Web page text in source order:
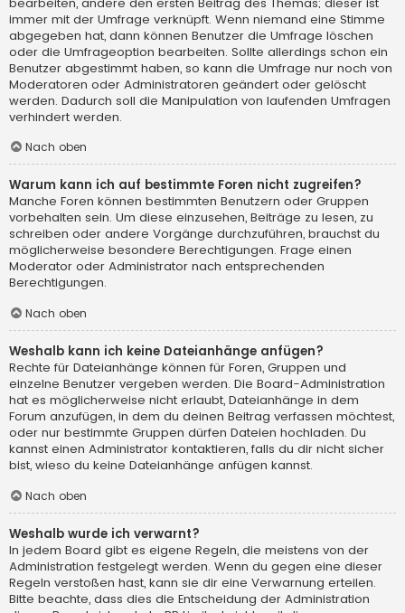
immer mit der Umfrage verknüpft. Wenn niemand eine Stimme
abgegeben hat, dann können Benutzer die Umfrage löschen
oder die Umfrageoption bearbeiten. Sollte allerdings schon ein
Benutzer abgestimmt haben, so kann die Umfrage nur noch von
Moderatoren oder Administratoren geändert oder gelöscht
werden. Dadurch soll die Manipulation von laufenden Umfragen
verhindert werden.
Nach oben
Warum kann ich auf bestimmte Foren nicht zugreifen?
Manche Foren können bestimmten Benutzern oder Gruppen
vorbehalten sein. Um diese einzusehen, Beiträge zu lesen, zu
schreiben oder andere Vorgänge durchzuführen, brauchst du
möglicherweise besondere Berechtigungen. Frage einen
Moderator oder Administrator nach entsprechenden
Berechtigungen.
Nach oben
Weshalb kann ich keine Dateianhänge anfügen?
Rechte für Dateianhänge können für Foren, Gruppen und
einzelne Benutzer vergeben werden. Die Board-Administration
hat es möglicherweise nicht erlaubt, Dateianhänge in dem
Forum anzufügen, in dem du deinen Beitrag verfassen möchtest,
oder nur bestimmte Gruppen dürfen Dateien hochladen. Du
kannst einen Administrator kontaktieren, falls du dir nicht sicher
bist, wieso du keine Dateianhänge anfügen kannst.
Nach oben
Weshalb wurde ich verwarnt?
In jedem Board gibt es eigene Regeln, die meistens von der
Administration festgelegt werden. Wenn du gegen eine dieser
Regeln verstoßen hast, kann sie dir eine Verwarnung erteilen.
Bitte beachte, dass dies die Entscheidung der Administration